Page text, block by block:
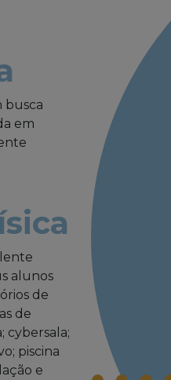
busca
em
alunos
de
de
cybersala;
piscina
e